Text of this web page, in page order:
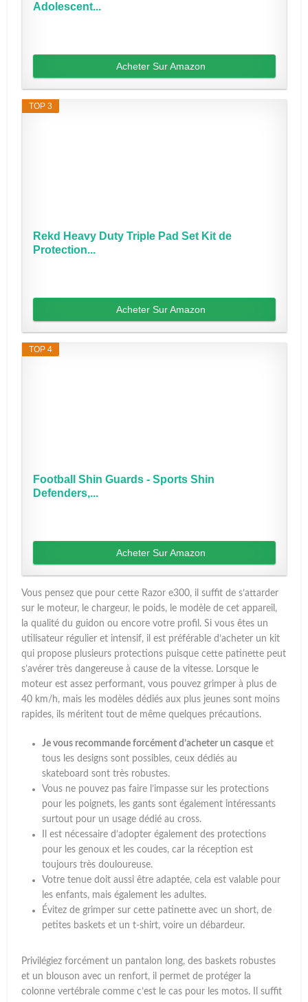
Adolescent...
Acheter Sur Amazon
TOP 3
Rekd Heavy Duty Triple Pad Set Kit de
Protection...
Acheter Sur Amazon
TOP 4
Football Shin Guards - Sports Shin
Defenders,...
Acheter Sur Amazon
Vous pensez que pour cette Razor e300, il suffit de s’attarder
sur le moteur, le chargeur, le poids, le modèle de cet appareil,
la qualité du guidon ou encore votre profil. Si vous êtes un
utilisateur régulier et intensif, il est préférable d’acheter un kit
qui propose plusieurs protections puisque cette patinette peut
s’avérer très dangereuse à cause de la vitesse. Lorsque le
moteur est assez performant, vous pouvez grimper à plus de
40 km/h, mais les modèles dédiés aux plus jeunes sont moins
rapides, ils méritent tout de même quelques précautions.
Je vous recommande forcément d’acheter un casque et
tous les designs sont possibles, ceux dédiés au
skateboard sont très robustes.
Vous ne pouvez pas faire l’impasse sur les protections
pour les poignets, les gants sont également intéressants
surtout pour un usage dédié au cross.
Il est nécessaire d’adopter également des protections
pour les genoux et les coudes, car la réception est
toujours très douloureuse.
Votre tenue doit aussi être adaptée, cela est valable pour
les enfants, mais également les adultes.
Évitez de grimper sur cette patinette avec un short, de
petites baskets et un t-shirt, voire un débardeur.
Privilégiez forcément un pantalon long, des baskets robustes
et un blouson avec un renfort, il permet de protéger la
colonne vertébrale comme c’est le cas pour les motos. Il suffit